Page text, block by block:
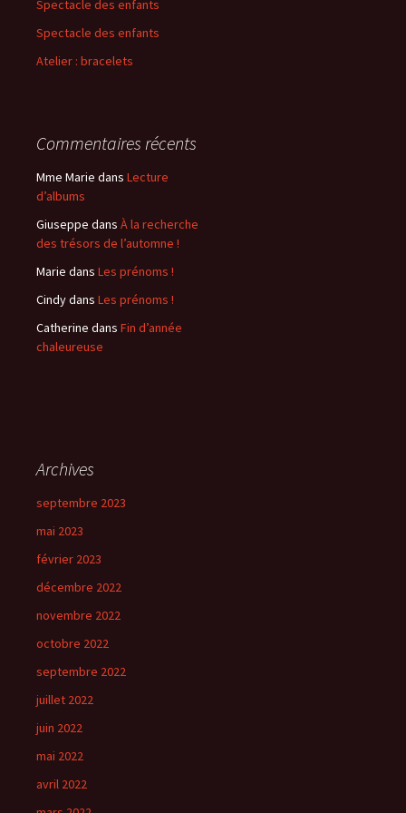
:
Spectacle des enfants
Spectacle des enfants
Atelier : bracelets
Commentaires récents
Mme Marie dans Lecture
d’albums
Giuseppe dans À la recherche
des trésors de l’automne !
Marie dans Les prénoms !
Cindydans Les prénoms !
Catherine dans Fin d’année
chaleureuse
Archives
septembre 2023
mai 2023
février 2023
décembre 2022
novembre 2022
octobre 2022
septembre 2022
juillet 2022
juin 2022
mai 2022
avril 2022